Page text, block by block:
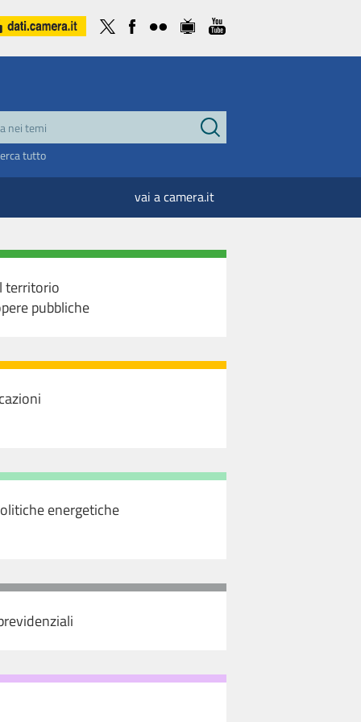
tutto
vai a camera.it
territorio
pubbliche
energetiche